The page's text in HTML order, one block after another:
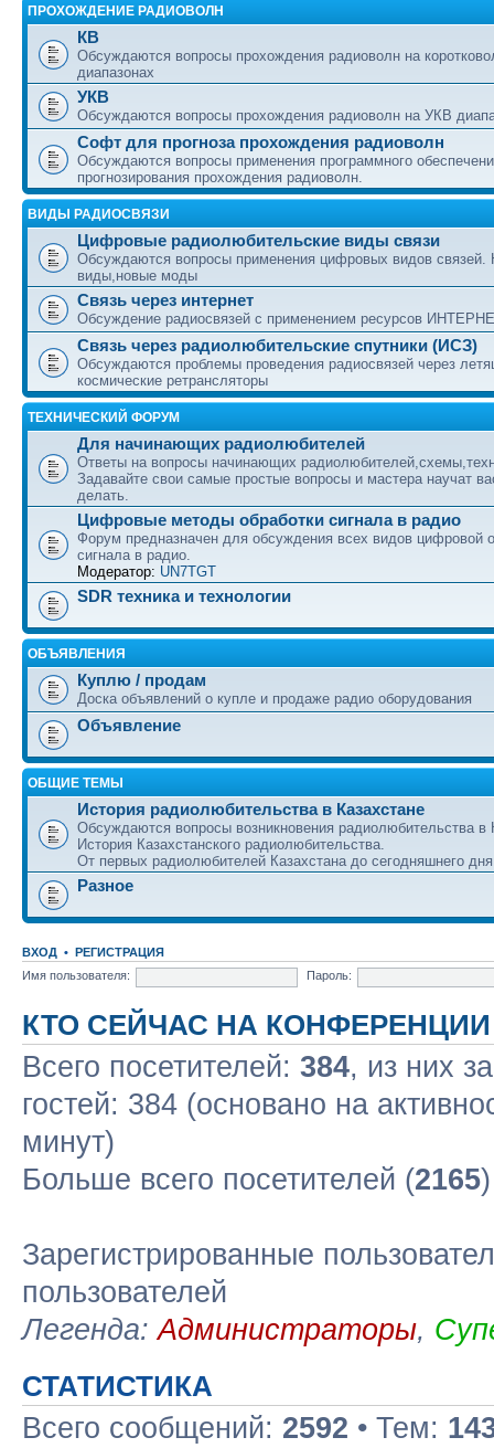
ПРОХОЖДЕНИЕ РАДИОВОЛН
КВ
Обсуждаются вопросы прохождения радиоволн на
диапазонах
УКВ
Обсуждаются вопросы прохождения радиоволн на УКВ
Софт для прогноза прохождения радиоволн
Обсуждаются вопросы применения программного
прогнозирования прохождения радиоволн.
ВИДЫ РАДИОСВЯЗИ
Цифровые радиолюбительские виды связи
Обсуждаются вопросы применения цифровых видов связей.
виды,новые моды
Связь через интернет
Обсуждение радиосвязей с применением ресурсов
Связь через радиолюбительские спутники (ИСЗ)
Обсуждаются проблемы проведения радиосвязей через
космические ретрансляторы
ТЕХНИЧЕСКИЙ ФОРУМ
Для начинающих радиолюбителей
Ответы на вопросы начинающих
Задавайте свои самые простые вопросы и мастера научат
делать.
Цифровые методы обработки сигнала в радио
Форум предназначен для обсуждения всех видов цифровой
сигнала в радио.
Модератор: UN7TGT
SDR техника и технологии
ОБЪЯВЛЕНИЯ
Куплю / продам
Доска объявлений о купле и продаже радио оборудования
Объявление
ОБЩИЕ ТЕМЫ
История радиолюбительства в Казахстане
Обсуждаются вопросы возникновения радиолюбительства в
История Казахстанского радиолюбительства.
От первых радиолюбителей Казахстана до сегодняшнего дня
Разное
ВХОД • РЕГИСТРАЦИЯ
Имя пользователя:
Пароль:
КТО СЕЙЧАС НА КОНФЕРЕНЦИИ
Всего посетителей: 384, из них
гостей: 384 (основано на
минут)
Больше всего посетителей (2165
Зарегистрированные
пользователей
Легенда:Администраторы,
СТАТИСТИКА
Всего сообщений: 2592 • Тем: